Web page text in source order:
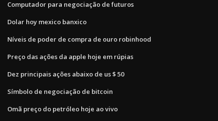
Computador para negociação de futuros
Dolar hoy mexico banxico
Níveis de poder de compra de ouro robinhood
Preço das ações da apple hoje em rúpias
Dez principais ações abaixo de us $ 50
Símbolo de negociação de bitcoin
Omã preço do petróleo hoje ao vivo